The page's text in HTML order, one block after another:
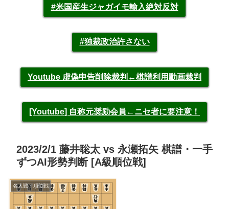
#米国産生ジャガイモ輸入絶対反対
#独裁政治許さない
Youtube 虚偽申告削除裁判←棋譜利用動画裁判
[Youtube] 自称元奨励会員←ニセ者に要注意！
2023/2/1 藤井聡太 vs 永瀬拓矢 棋譜・一手
ずつAI形勢判断 [A級順位戦]
名人戦・順位戦